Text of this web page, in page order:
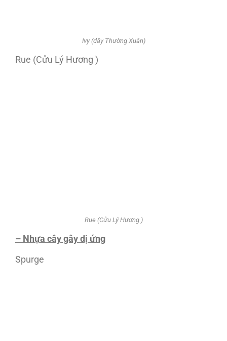
Ivy (dây Thường Xuân)
Rue (Cửu Lý Hương )
Rue (Cửu Lý Hương )
– Nhựa cây gây dị ứng
Spurge